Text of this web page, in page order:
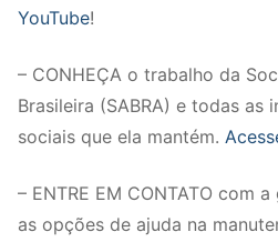
YouTube!
– CONHEÇA o trabalho da
Brasileira (SABRA) e todas as
sociais que ela mantém.
– ENTRE EM CONTATO com
as opções de ajuda na